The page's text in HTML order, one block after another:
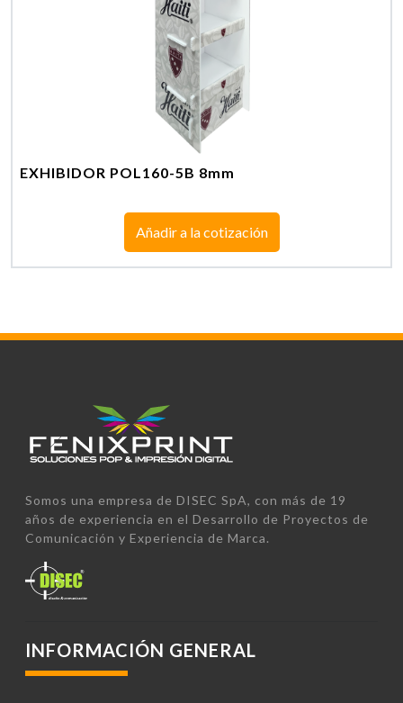
EXHIBIDOR POL160-5B 8mm
Añadir a la cotización
Somos una empresa de DISEC SpA, con más de 19
años de experiencia en el Desarrollo de Proyectos de
Comunicación y Experiencia de Marca.
INFORMACIÓN GENERAL